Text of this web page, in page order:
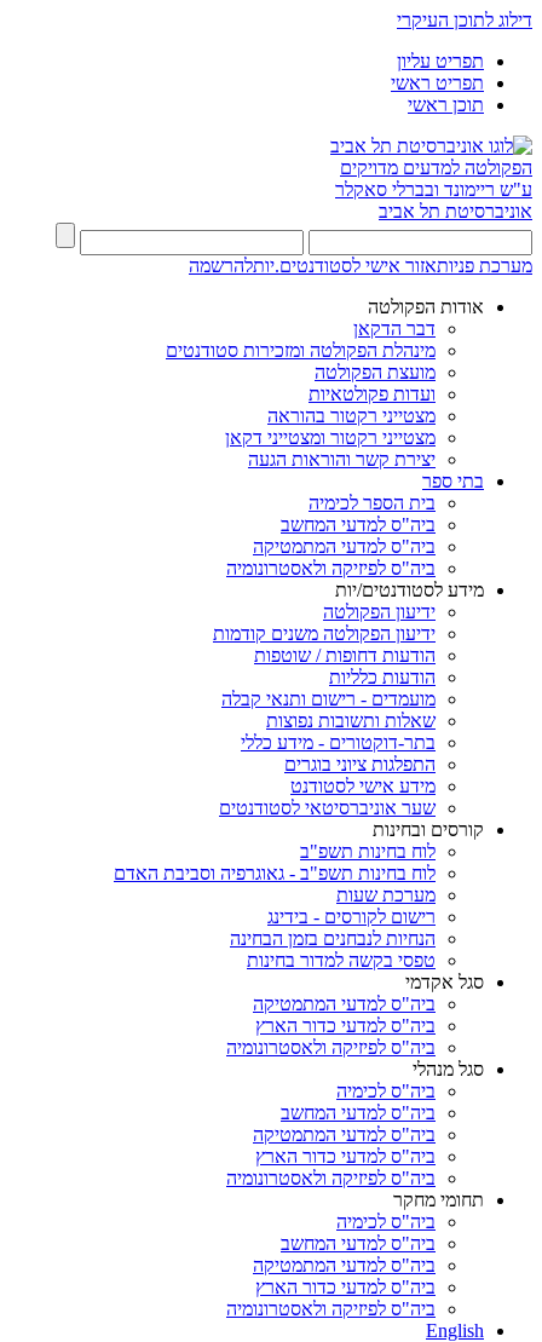
דילוג לתוכן העיקרי
תפריט עליון
תפריט ראשי
תוכן ראשי
הפקולטה למדעים מדויקים
ע"ש ריימונד ובברלי סאקלר
אוניברסיטת תל אביב
מערכת פניותאזור אישי לסטודנטים.יותלהרשמה
אודות הפקולטה
דבר הדקאן
מינהלת הפקולטה ומזכירות סטודנטים
מועצת הפקולטה
ועדות פקולטאיות
מצטייני רקטור בהוראה
מצטייני רקטור ומצטייני דקאן
יצירת קשר והוראות הגעה
בתי ספר
בית הספר לכימיה
ביה"ס למדעי המחשב
ביה"ס למדעי המתמטיקה
ביה"ס לפיזיקה ולאסטרונומיה
מידע לסטודנטים/יות
ידיעון הפקולטה
ידיעון הפקולטה משנים קודמות
הודעות דחופות / שוטפות
הודעות כלליות
מועמדים - רישום ותנאי קבלה
שאלות ותשובות נפוצות
בתר-דוקטורים - מידע כללי
התפלגות ציוני בוגרים
מידע אישי לסטודנט
שער אוניברסיטאי לסטודנטים
קורסים ובחינות
לוח בחינות תשפ"ב
לוח בחינות תשפ"ב - גאוגרפיה וסביבת האדם
מערכת שעות
רישום לקורסים - בידינג
הנחיות לנבחנים בזמן הבחינה
טפסי בקשה למדור בחינות
סגל אקדמי
ביה"ס למדעי המתמטיקה
ביה"ס למדעי כדור הארץ
ביה"ס לפיזיקה ולאסטרונומיה
סגל מנהלי
ביה"ס לכימיה
ביה"ס למדעי המחשב
ביה"ס למדעי המתמטיקה
ביה"ס למדעי כדור הארץ
ביה"ס לפיזיקה ולאסטרונומיה
תחומי מחקר
ביה"ס לכימיה
ביה"ס למדעי המחשב
ביה"ס למדעי המתמטיקה
ביה"ס למדעי כדור הארץ
ביה"ס לפיזיקה ולאסטרונומיה
English